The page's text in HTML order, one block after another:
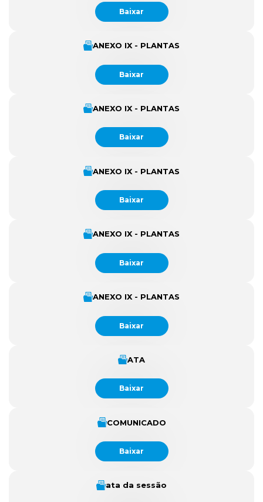
Baixar
ANEXO IX - PLANTAS
Baixar
ANEXO IX - PLANTAS
Baixar
ANEXO IX - PLANTAS
Baixar
ANEXO IX - PLANTAS
Baixar
ANEXO IX - PLANTAS
Baixar
ATA
Baixar
COMUNICADO
Baixar
ata da sessão